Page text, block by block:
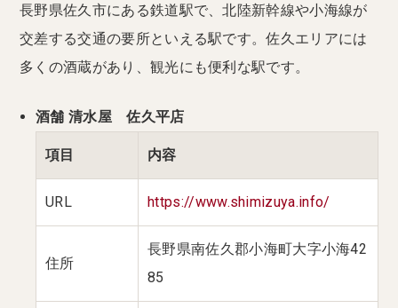
長野県佐久市にある鉄道駅で、北陸新幹線や小海線が
交差する交通の要所といえる駅です。佐久エリアには
多くの酒蔵があり、観光にも便利な駅です。
酒舗 清水屋 佐久平店
項目 内容
URL https://www.shimizuya.info/
住所
長野県南佐久郡小海町大字小海42
85